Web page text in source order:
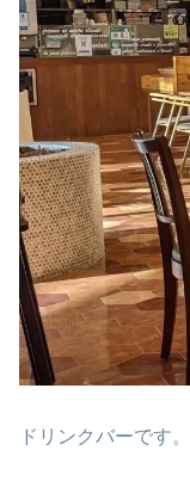
ドリンクバーです。